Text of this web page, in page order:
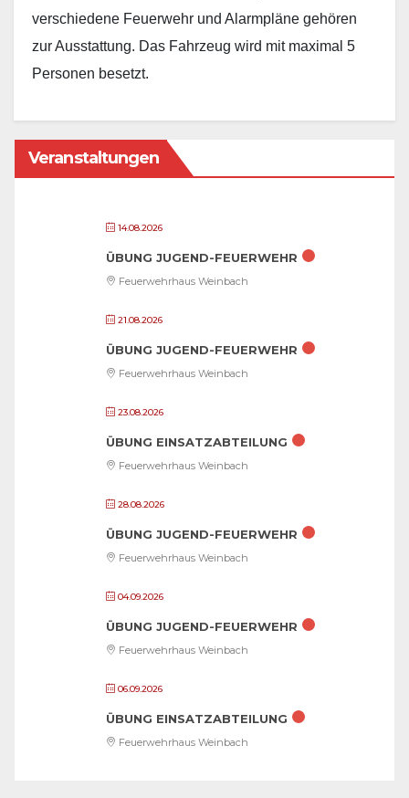
verschiedene Feuerwehr und Alarmpläne gehören
zur Ausstattung. Das Fahrzeug wird mit maximal 5
Personen besetzt.
Veranstaltungen
14.08.2026
ÜBUNG JUGEND-FEUERWEHR
Feuerwehrhaus Weinbach
21.08.2026
ÜBUNG JUGEND-FEUERWEHR
Feuerwehrhaus Weinbach
23.08.2026
ÜBUNG EINSATZABTEILUNG
Feuerwehrhaus Weinbach
28.08.2026
ÜBUNG JUGEND-FEUERWEHR
Feuerwehrhaus Weinbach
04.09.2026
ÜBUNG JUGEND-FEUERWEHR
Feuerwehrhaus Weinbach
06.09.2026
ÜBUNG EINSATZABTEILUNG
Feuerwehrhaus Weinbach